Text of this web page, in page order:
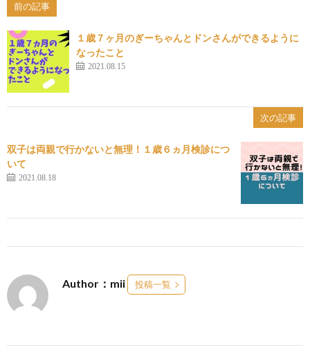
前の記事
１歳７ヶ月のぎーちゃんとドンさんができるように
なったこと
2021.08.15
次の記事
双子は両親で行かないと無理！１歳６ヵ月検診につ
いて
2021.08.18
Author：mii 投稿一覧